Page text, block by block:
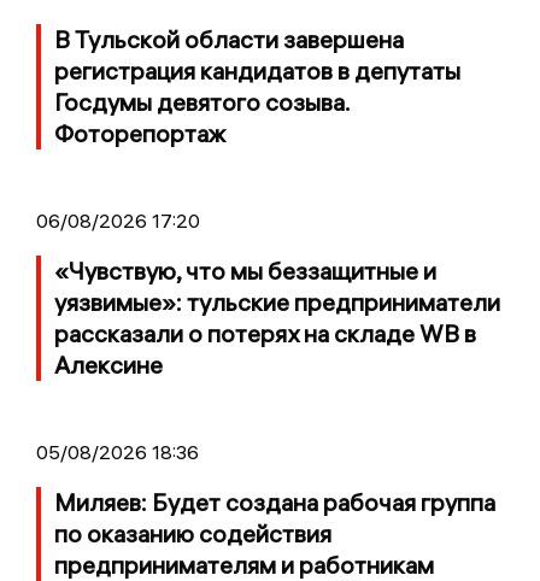
В Тульской области завершена
регистрация кандидатов в депутаты
Госдумы девятого созыва.
Фоторепортаж
06/08/2026 17:20
«Чувствую, что мы беззащитные и
уязвимые»: тульские предприниматели
рассказали о потерях на складе WB в
Алексине
05/08/2026 18:36
Миляев: Будет создана рабочая группа
по оказанию содействия
предпринимателям и работникам